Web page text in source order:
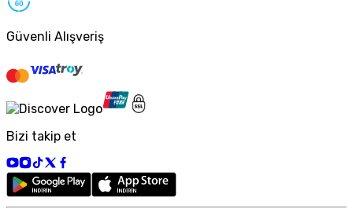
Güvenli Alışveriş
Bizi takip et